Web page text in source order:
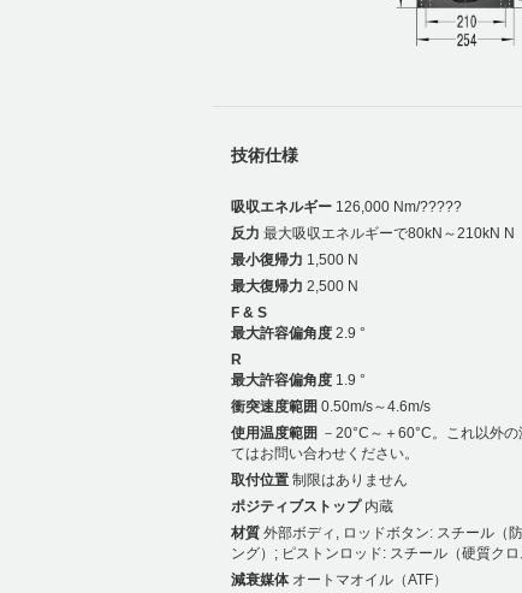
技術仕様
吸収エネルギー 126,000 Nm/?????
反力 最大吸収エネルギーで80kN～210kN N
最小復帰力 1,500 N
最大復帰力 2,500 N
F & S
最大許容偏角度 2.9 °
R
最大許容偏角度 1.9 °
衝突速度範囲 0.50m/s～4.6m/s
使用温度範囲 －20°C～＋60°C。これ以外
てはお問い合わせください。
取付位置 制限はありません
ポジティブストップ内蔵
材質 外部ボディ, ロッドボタン: スチール（
ング）; ピストンロッド: スチール（硬質クロ
減衰媒体オートマオイル（ATF）